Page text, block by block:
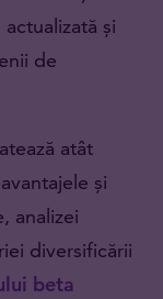
și
de
atât
și
analizei
diversificării
beta